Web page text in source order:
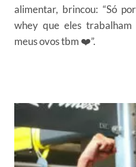
alimentar, brincou: “Só
whey que eles
meus ovos tbm ❤️”.